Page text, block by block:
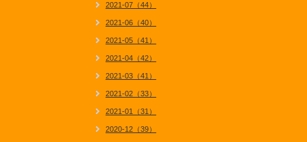
2021-07（44）
2021-06（40）
2021-05（41）
2021-04（42）
2021-03（41）
2021-02（33）
2021-01（31）
2020-12（39）